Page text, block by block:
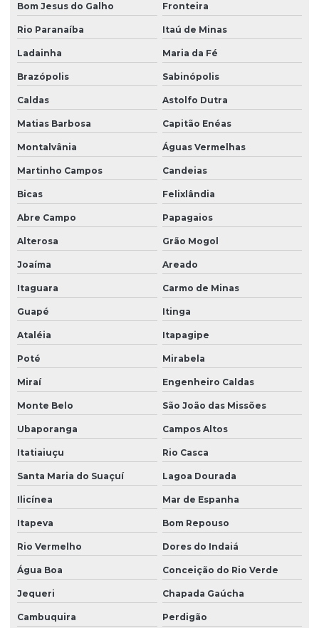
Bom Jesus do Galho Fronteira
Rio Paranaíba Itaú de Minas
Ladainha Maria da Fé
Brazópolis Sabinópolis
Caldas Astolfo Dutra
Matias Barbosa Capitão Enéas
Montalvânia Águas Vermelhas
Martinho Campos Candeias
Bicas Felixlândia
Abre Campo Papagaios
Alterosa Grão Mogol
Joaíma Areado
Itaguara Carmo de Minas
Guapé Itinga
Ataléia Itapagipe
Poté Mirabela
Miraí Engenheiro Caldas
Monte Belo São João das Missões
Ubaporanga Campos Altos
Itatiaiuçu Rio Casca
Santa Maria do Suaçuí Lagoa Dourada
Ilicínea Mar de Espanha
Itapeva Bom Repouso
Rio Vermelho Dores do Indaiá
Água Boa Conceição do Rio Verde
Jequeri Chapada Gaúcha
Cambuquira Perdigão